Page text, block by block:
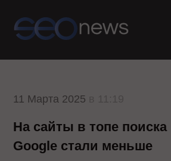
11 Марта 2025
На сайты в топе поиска
Google стали меньше